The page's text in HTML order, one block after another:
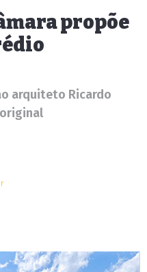
propõe
arquiteto Ricardo